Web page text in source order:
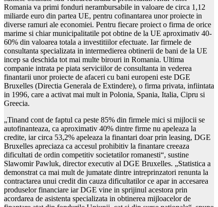
Romania va primi fonduri nerambursabile in valoare de circa 1,12
miliarde euro din partea UE, pentru cofinantarea unor proiecte in
diverse ramuri ale economiei. Pentru fiecare proiect o firma de orice
marime si chiar municipalitatile pot obtine de la UE aproximativ 40-
60% din valoarea totala a investitiilor efectuate. Iar firmele de
consultanta specializata in intermedierea obtinerii de bani de la UE
incep sa deschida tot mai multe birouri in Romania. Ultima
companie intrata pe piata serviciilor de consultanta in vederea
finantarii unor proiecte de afaceri cu bani europeni este DGE
Bruxelles (Directia Generala de Extindere), o firma privata, infiintata
in 1996, care a activat mai mult in Polonia, Spania, Italia, Cipru si
Greecia.
„Tinand cont de faptul ca peste 85% din firmele mici si mijlocii se
autofinanteaza, ca aproximativ 40% dintre firme nu apeleaza la
credite, iar circa 53,2% apeleaza la finantari doar prin leasing, DGE
Bruxelles apreciaza ca accesul prohibitiv la finantare creeaza
dificultati de ordin competitiv societatilor romanesti“, sustine
Slawomir Pawluk, director executiv al DGE Bruxelles. „Statistica a
demonstrat ca mai mult de jumatate dintre intreprinzatori renunta la
contractarea unui credit din cauza dificultatilor ce apar in accesarea
produselor financiare iar DGE vine in sprijinul acestora prin
acordarea de asistenta specializata in obtinerea mijloacelor de